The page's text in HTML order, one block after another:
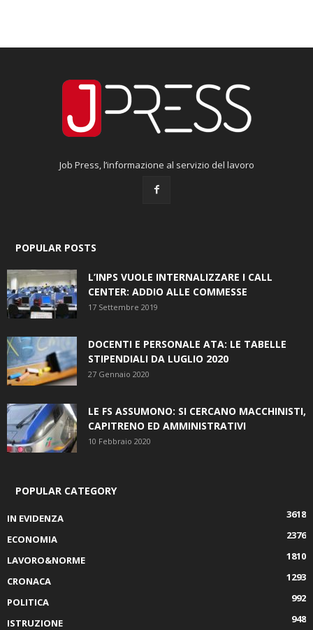
Job Press, l’informazione al servizio del lavoro
POPULAR POSTS
L’INPS VUOLE INTERNALIZZARE I CALL
CENTER: ADDIO ALLE COMMESSE
17 Settembre 2019
DOCENTI E PERSONALE ATA: LE TABELLE
STIPENDIALI DA LUGLIO 2020
27 Gennaio 2020
LE FS ASSUMONO: SI CERCANO MACCHINISTI,
CAPITRENO ED AMMINISTRATIVI
10 Febbraio 2020
POPULAR CATEGORY
IN EVIDENZA
3618
ECONOMIA
2376
LAVORO&NORME
1810
CRONACA
1293
POLITICA
992
ISTRUZIONE
948